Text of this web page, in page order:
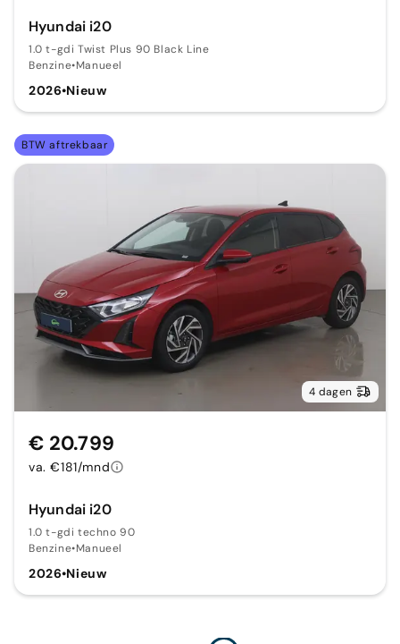
Hyundai i20
1.0 t-gdi Twist Plus 90 Black Line
Benzine•Manueel
2026•Nieuw
BTW aftrekbaar
4 dagen
Hyundai i20
1.0 t-gdi techno 90
Benzine•Manueel
2026•Nieuw
€ 20.799
va. €181/mnd